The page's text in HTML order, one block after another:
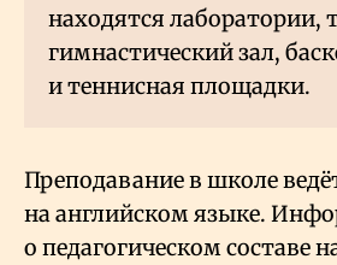
находятся лаборатории,
гимнастический зал,
и теннисная площадки.
Преподавание в школе
на английском языке.
о педагогическом составе